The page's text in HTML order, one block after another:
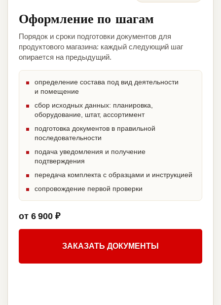
Оформление по шагам
Порядок и сроки подготовки документов для
продуктового магазина: каждый следующий шаг
опирается на предыдущий.
определение состава под вид деятельности
и помещение
сбор исходных данных: планировка,
оборудование, штат, ассортимент
подготовка документов в правильной
последовательности
подача уведомления и получение
подтверждения
передача комплекта с образцами и инструкцией
сопровождение первой проверки
от 6 900 ₽
ЗАКАЗАТЬ ДОКУМЕНТЫ